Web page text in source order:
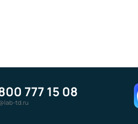
777 15 08
td.ru